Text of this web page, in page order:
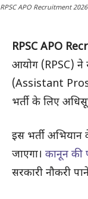
RPSC APO Recruitment 2026
RPSC APO
आयोग (RPSC) ने
(Assistant
भर्ती के लिए
इस भर्ती
जाएगा। कानून की
सरकारी नौकरी